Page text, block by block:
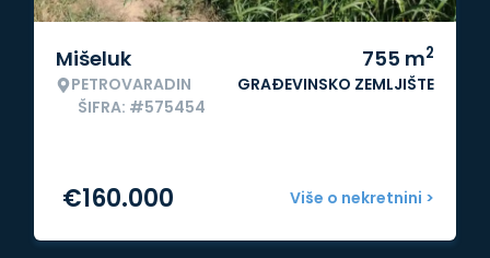
Mišeluk
PETROVARADIN
ŠIFRA: #575454
755 m2
GRAĐEVINSKO ZEMLJIŠTE
Više o nekretnini >
€160.000